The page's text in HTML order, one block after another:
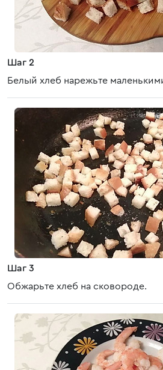
Шаг 2
Белый хлеб нарежьте
Шаг 3
Обжарьте хлеб на сковороде.